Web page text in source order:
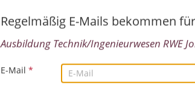
Regelmäßig E-Mails bekommen für
Ausbildung Technik/Ingenieurwesen RWE
E-Mail *
Duales Studium Elektrotechnik sowie
Betriebstechnik 2027 d/w/m
Lingen (Ems), Deutschland
Technik/Ingenieurwesen